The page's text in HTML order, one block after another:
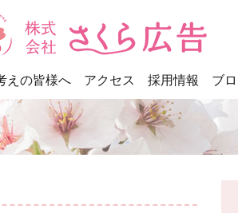
えの皆様へ アクセス 採用情報 ブ